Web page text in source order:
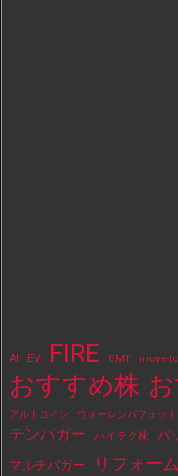
AI EV FIRE GMT move-
おすすめ株
アルトコイン ウォーレンバフェット
テンバガー ハイテク株 バ
マルチバガー リフォーム